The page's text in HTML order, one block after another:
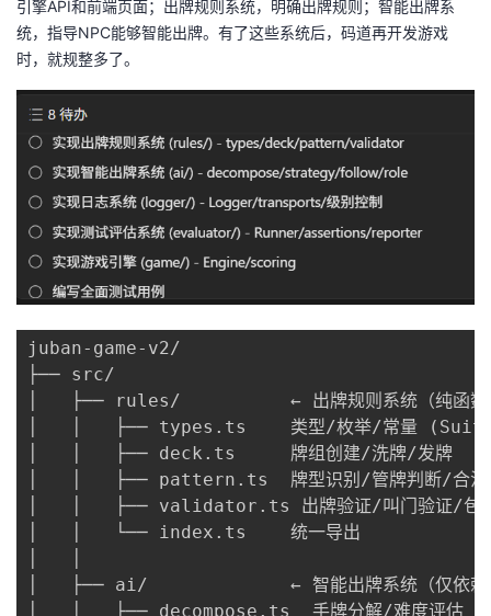
发
者
堂
我
课
的
我
Programs
的
持
我
的
我
引擎API和前端页面；出牌规则系统，明确出牌规则；智能出牌系
统，指导NPC能够智能出牌。有了这些系统后，码道再开发游戏
时，就规整多了。
juban-game-v2/
├── src/
│   ├── rules/          ← 出牌规则系统（纯函数
│   │   ├── types.ts    类型/枚举/常量 (Suit/
│   │   ├── deck.ts     牌组创建/洗牌/发牌
│   │   ├── pattern.ts  牌型识别/管牌判断/合法
│   │   ├── validator.ts 出牌验证/叫门验证/包
│   │   └── index.ts    统一导出
│   ├── ai/             ← 智能出牌系统（仅依赖
│   │   ├── decompose.ts  手牌分解/难度评估